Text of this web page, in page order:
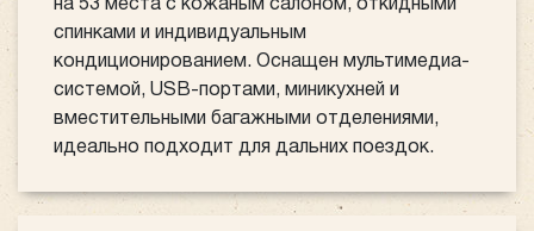
на 53 места с кожаным салоном, откидными
спинками и индивидуальным
кондиционированием. Оснащен мультимедиа-
системой, USB-портами, миникухней и
вместительными багажными отделениями,
идеально подходит для дальних поездок.